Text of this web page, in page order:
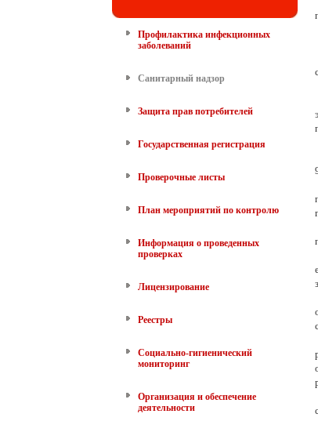
Профилактика инфекционных
заболеваний
Санитарный надзор
Защита прав потребителей
Государственная регистрация
Проверочные листы
План мероприятий по контролю
Информация о проведенных
проверках
Лицензирование
Реестры
Социально-гигиенический
мониторинг
Организация и обеспечение
деятельности